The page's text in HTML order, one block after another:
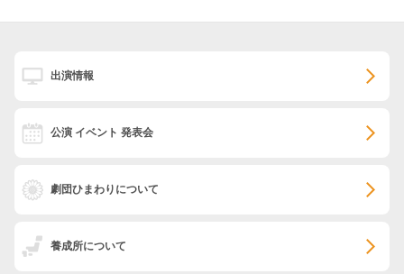
出演情報
公演 イベント 発表会
劇団ひまわりについて
養成所について